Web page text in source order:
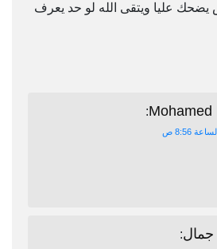
يضحك عليا ويتقى الله لو حد يعرف
Mohamed
:
: